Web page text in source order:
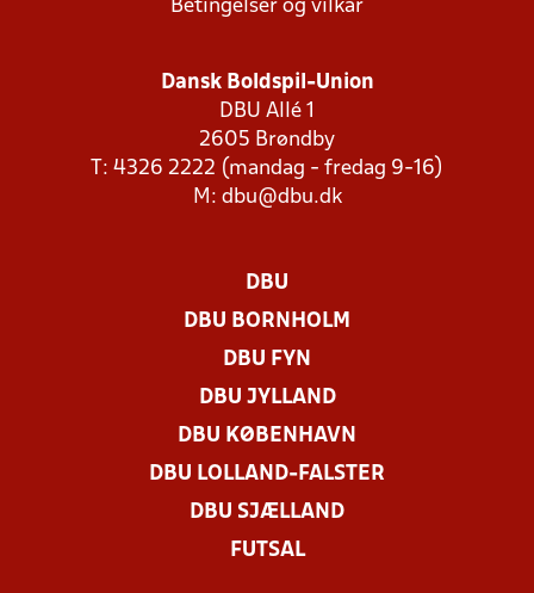
Betingelser og vilkår
Dansk Boldspil-Union
DBU Allé 1
2605 Brøndby
T: 4326 2222 (mandag - fredag 9-16)
M: dbu@dbu.dk
DBU
DBU BORNHOLM
DBU FYN
DBU JYLLAND
DBU KØBENHAVN
DBU LOLLAND-FALSTER
DBU SJÆLLAND
FUTSAL